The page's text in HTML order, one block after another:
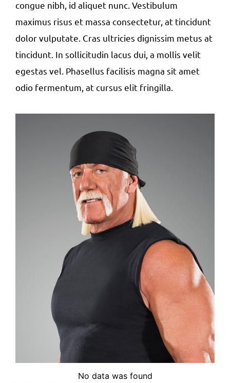
congue nibh, id aliquet nunc. Vestibulum
maximus risus et massa consectetur, at tincidunt
dolor vulputate. Cras ultricies dignissim metus at
tincidunt. In sollicitudin lacus dui, a mollis velit
egestas vel. Phasellus facilisis magna sit amet
odio fermentum, at cursus elit fringilla.
No data was found